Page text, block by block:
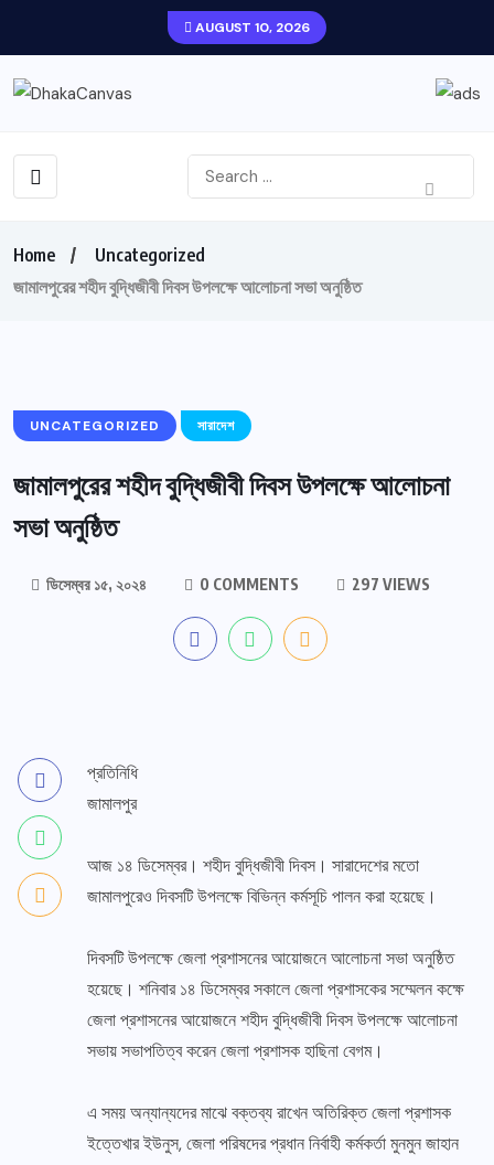
AUGUST 10, 2026
Home
Uncategorized
জামালপুরের শহীদ বুদ্ধিজীবী দিবস উপলক্ষে আলোচনা সভা অনুষ্ঠিত
UNCATEGORIZED সারাদেশ
জামালপুরের শহীদ বুদ্ধিজীবী দিবস উপলক্ষে আলোচনা
সভা অনুষ্ঠিত
ডিসেম্বর ১৫, ২০২৪ 0 COMMENTS 297 VIEWS
প্রতিনিধি
জামালপুর
আজ ১৪ ডিসেম্বর। শহীদ বুদ্ধিজীবী দিবস। সারাদেশের মতো
জামালপুরেও দিবসটি উপলক্ষে বিভিন্ন কর্মসূচি পালন করা হয়েছে।
দিবসটি উপলক্ষে জেলা প্রশাসনের আয়োজনে আলোচনা সভা অনুষ্ঠিত
হয়েছে। শনিবার ১৪ ডিসেম্বর সকালে জেলা প্রশাসকের সম্মেলন কক্ষে
জেলা প্রশাসনের আয়োজনে শহীদ বুদ্ধিজীবী দিবস উপলক্ষে আলোচনা
সভায় সভাপতিত্ব করেন জেলা প্রশাসক হাছিনা বেগম।
এ সময় অন্যান্যদের মাঝে বক্তব্য রাখেন অতিরিক্ত জেলা প্রশাসক
ইত্তেখার ইউনুস, জেলা পরিষদের প্রধান নির্বাহী কর্মকর্তা মুনমুন জাহান